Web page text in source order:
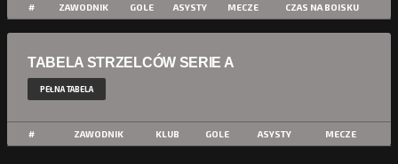
# ZAWODNIK GOLE ASYSTY MECZE CZAS NA BOISKU
TABELA STRZELCÓW SERIE A
PEŁNA TABELA
# ZAWODNIK KLUB GOLE ASYSTY MECZE